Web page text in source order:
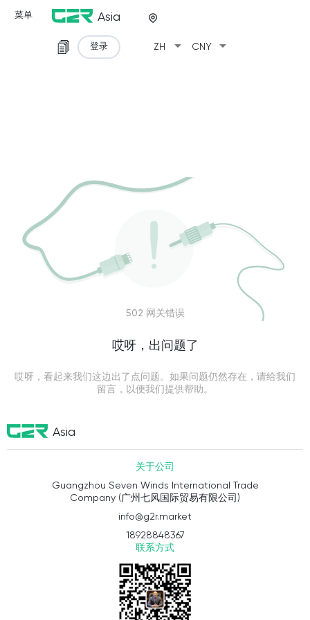
菜单 Asia
ZH arrow_drop_down CNY arrow_drop_down
登录
502 网关错误
哎呀，出问题了
哎呀，看起来我们这边出了点问题。如果问题仍然存在，请给我们
留言，以便我们提供帮助。
Asia
关于公司
Guangzhou Seven Winds International Trade
Company (广州七风国际贸易有限公司)
info@g2r.market
18928848367
联系方式